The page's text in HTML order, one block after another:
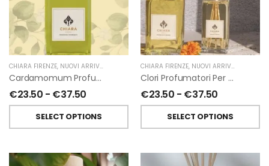
CHIARA FIRENZE, NUOVI ARRIVI , PROFUMATORI A BASTONCINI ,PROFUMI D'AMBIENTE
Cardamomum Profumatori Per Ambiente A Bastoncini Di Chiara Firenze
€23.50 - €37.50
SELECT OPTIONS
CHIARA FIRENZE, NUOVI ARRIVI ,
Clori Profumatori Per Ambiente A Bastoncini Di Chiara Firenze
€23.50 - €37.50
SELECT OPTIONS